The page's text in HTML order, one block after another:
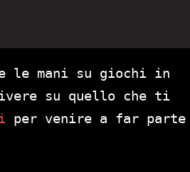
le mani su giochi in
su quello che ti
per venire a far parte